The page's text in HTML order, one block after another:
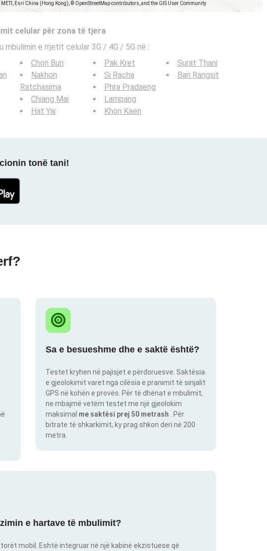
Esri China (Hong Kong), © OpenStreetMap contributors, and the GIS User Community
celular për zona të tjera
mbulimin e rrjetit celular 3G / 4G / 5G në :
Chon Buri
Nakhon
Ratchasima
Chiang Mai
Hat Yai
Pak Kret
Si Racha
Phra Pradaeng
Lampang
Khon Kaen
Surat Thani
Ban Rangsit
tonë tani!
Sa e besueshme dhe e saktë është?
Testet kryhen në pajisjet e përdoruesve. Saktësia
e gjeolokimit varet nga cilësia e pranimit të sinjalit
GPS në kohën e provës. Për të dhënat e mbulimit,
ne mbajmë vetëm testet me një gjeolokim
maksimal me saktësi prej 50 metrash
. Për
bitrate të shkarkimit, ky prag shkon deri në 200
metra.
e hartave të mbulimit?
mobil. Eshtë integruar në një kabinë ekzistuese që